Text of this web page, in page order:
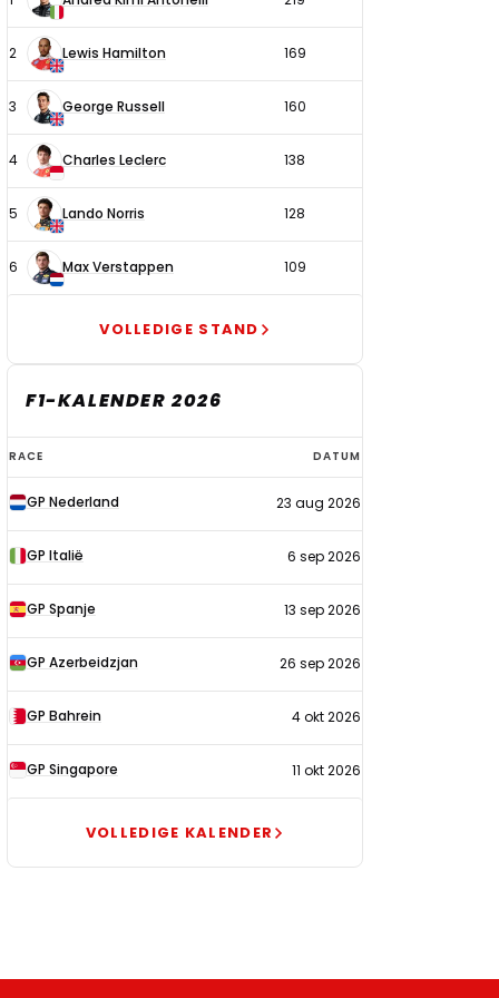
coureurs
2 Lewis Hamilton 169
3 George Russell 160
4 Charles Leclerc 138
5 Lando Norris 128
6 Max Verstappen 109
VOLLEDIGE STAND
F1-KALENDER 2026
F1-
kalender
2026
RACE DATUM
GP Nederland 23 aug 2026
GP Italië 6 sep 2026
GP Spanje 13 sep 2026
GP Azerbeidzjan 26 sep 2026
GP Bahrein 4 okt 2026
GP Singapore 11 okt 2026
VOLLEDIGE KALENDER